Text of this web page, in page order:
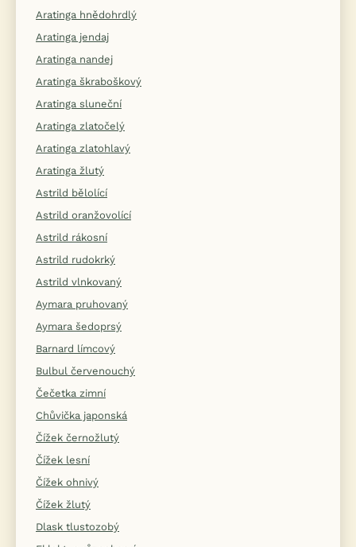
Aratinga hnědohrdlý
Aratinga jendaj
Aratinga nandej
Aratinga škraboškový
Aratinga sluneční
Aratinga zlatočelý
Aratinga zlatohlavý
Aratinga žlutý
Astrild bělolící
Astrild oranžovolící
Astrild rákosní
Astrild rudokrký
Astrild vlnkovaný
Aymara pruhovaný
Aymara šedoprsý
Barnard límcový
Bulbul červenouchý
Čečetka zimní
Chůvička japonská
Čížek černožlutý
Čížek lesní
Čížek ohnivý
Čížek žlutý
Dlask tlustozobý